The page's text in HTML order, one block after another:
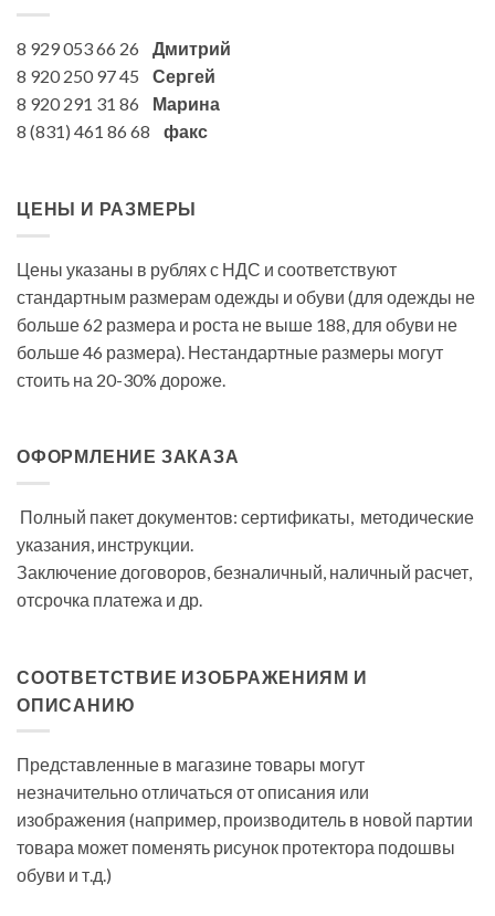
8 929 053 66 26 Дмитрий
8 920 250 97 45 Сергей
8 920 291 31 86 Марина
8 (831) 461 86 68 факс
ЦЕНЫ И РАЗМЕРЫ
Цены указаны в рублях с НДС и соответствуют
стандартным размерам одежды и обуви (для одежды не
больше 62 размера и роста не выше 188, для обуви не
больше 46 размера). Нестандартные размеры могут
стоить на 20-30% дороже.
ОФОРМЛЕНИЕ ЗАКАЗА
Полный пакет документов: сертификаты, методические
указания, инструкции.
Заключение договоров, безналичный, наличный расчет,
отсрочка платежа и др.
СООТВЕТСТВИЕ ИЗОБРАЖЕНИЯМ И
ОПИСАНИЮ
Представленные в магазине товары могут
незначительно отличаться от описания или
изображения (например, производитель в новой партии
товара может поменять рисунок протектора подошвы
обуви и т.д.)